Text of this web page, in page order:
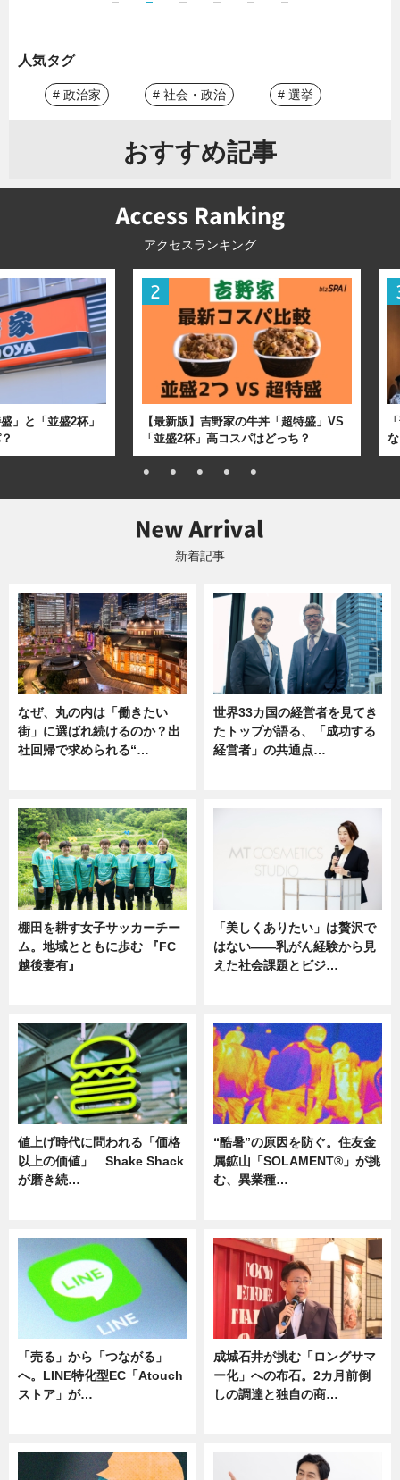
人気タグ
# 政治家 # 社会・政治 # 選挙
おすすめ記事
アクセスランキング
」と「並盛2杯」
【最新版】吉野家の牛丼「超特盛」VS
「並盛2杯」高コスパはどっち？
新着記事
なぜ、丸の内は「働きたい
街」に選ばれ続けるのか？出
社回帰で求められる“…
世界33カ国の経営者を見てき
たトップが語る、「成功する
経営者」の共通点…
棚田を耕す女子サッカーチー
ム。地域とともに歩む 『FC
越後妻有』
「美しくありたい」は贅沢で
はない――乳がん経験から見
えた社会課題とビジ…
値上げ時代に問われる「価格
以上の価値」 Shake Shack
が磨き続…
“酷暑”の原因を防ぐ。住友金
属鉱山「SOLAMENT®」が挑
む、異業種…
「売る」から「つながる」
へ。LINE特化型EC「Atouch
ストア」が…
成城石井が挑む「ロングサマ
ー化」への布石。2カ月前倒
しの調達と独自の商…